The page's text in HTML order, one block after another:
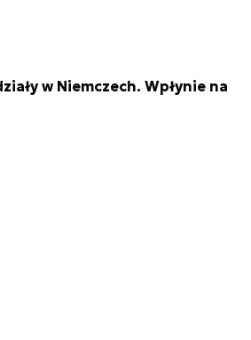
w Niemczech. Wpłynie na